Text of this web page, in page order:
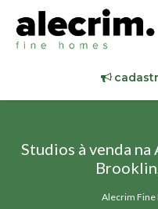
Studios à venda na
Alecrim Fine